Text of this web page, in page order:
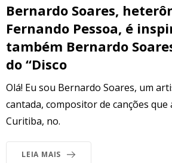
Bernardo Soares,
Fernando Pessoa, é
também Bernardo
do “Disco
Olá! Eu sou Bernardo Soares, um
cantada, compositor de canções
Curitiba, no.
LEIA MAIS